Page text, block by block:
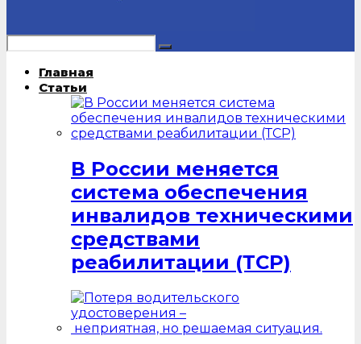
Главная
Статьи
В России меняется
система обеспечения
инвалидов техническими
средствами
реабилитации (ТСР)